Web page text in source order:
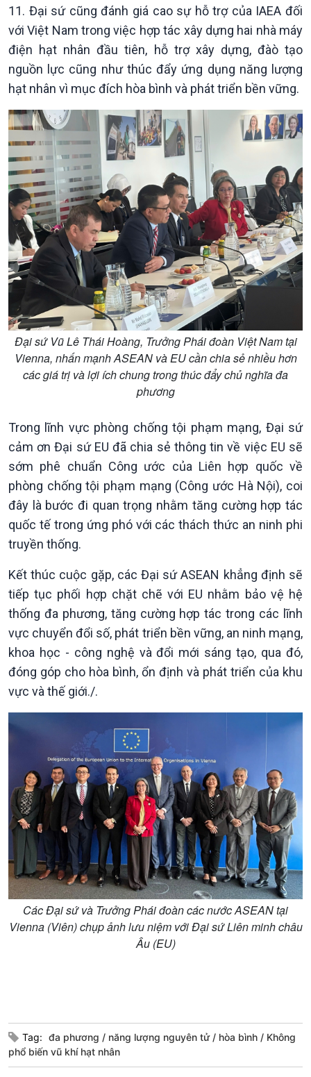
Xã hội
Tin Đời sống & Xã hội
360 độ Sức khỏe
Chuyển đổi Xanh
Tài nguyên và Môi trường
Chuyên gia của bạn
Xã hội chuyển động
Bước chân đến trường
Khoa học & Công nghệ
Tin Khoa học & Công nghệ
Kết nối công nghệ
Sống chung với biến đổi
khí hậu
Văn hoá & Du lịch
Tin Văn hoá & Du lịch
Chát với người nổi tiếng
Câu chuyện Thể thao
Multimedia
Ảnh
Video
Infographic
E-Magazine
Góc nhìn VOV1
Đối thoại
Diễn đàn chủ nhật
11. Đại sứ cũng đánh giá cao sự hỗ trợ của IAEA đối
với Việt Nam trong việc hợp tác xây dựng hai nhà máy
điện hạt nhân đầu tiên, hỗ trợ xây dựng, đàò tạo
nguồn lực cũng như thúc đẩy ứng dụng năng lượng
hạt nhân vì mục đích hòa bình và phát triển bền vững.
Đại sứ Vũ Lê Thái Hoàng, Trưởng Phái đoàn Việt Nam tại
Vienna, nhấn mạnh ASEAN và EU cần chia sẻ nhiều hơn
các giá trị và lợi ích chung trong thúc đẩy chủ nghĩa đa
phương
Trong lĩnh vực phòng chống tội phạm mạng, Đại sứ
cảm ơn Đại sứ EU đã chia sẻ thông tin về việc EU sẽ
sớm phê chuẩn Công ước của Liên hợp quốc về
phòng chống tội phạm mạng (Công ước Hà Nội), coi
đây là bước đi quan trọng nhằm tăng cường hợp tác
quốc tế trong ứng phó với các thách thức an ninh phi
truyền thống.
Kết thúc cuộc gặp, các Đại sứ ASEAN khẳng định sẽ
tiếp tục phối hợp chặt chẽ với EU nhằm bảo vệ hệ
thống đa phương, tăng cường hợp tác trong các lĩnh
vực chuyển đổi số, phát triển bền vững, an ninh mạng,
khoa học - công nghệ và đổi mới sáng tạo, qua đó,
đóng góp cho hòa bình, ổn định và phát triển của khu
vực và thế giới./.
Các Đại sứ và Trưởng Phái đoàn các nước ASEAN tại
Vienna (Viên) chụp ảnh lưu niệm với Đại sứ Liên minh châu
Âu (EU)
Tag: đa phương năng lượng nguyên tử hòa bình
Không
phổ biến vũ khí hạt nhân